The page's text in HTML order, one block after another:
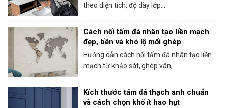
theo diện tích, độ dày lớp...
Cách nối tấm đá nhân tạo liền mạch
đẹp, bền và khó lộ mối ghép
Hướng dẫn cách nối tấm đá nhân tạo liền
mạch từ khảo sát, ghép vân,...
Kích thước tấm đá thạch anh chuẩn
và cách chọn khổ ít hao hụt